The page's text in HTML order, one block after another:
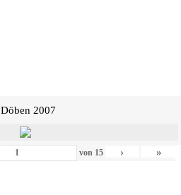
Döben 2007
von 15 › »